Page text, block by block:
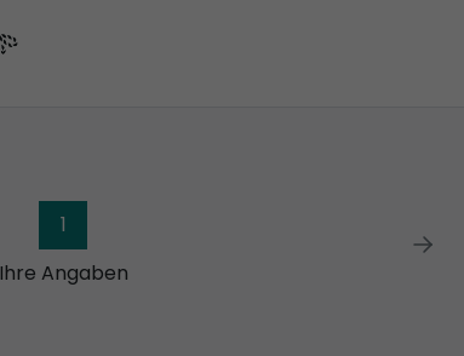
1
Ihre Angaben